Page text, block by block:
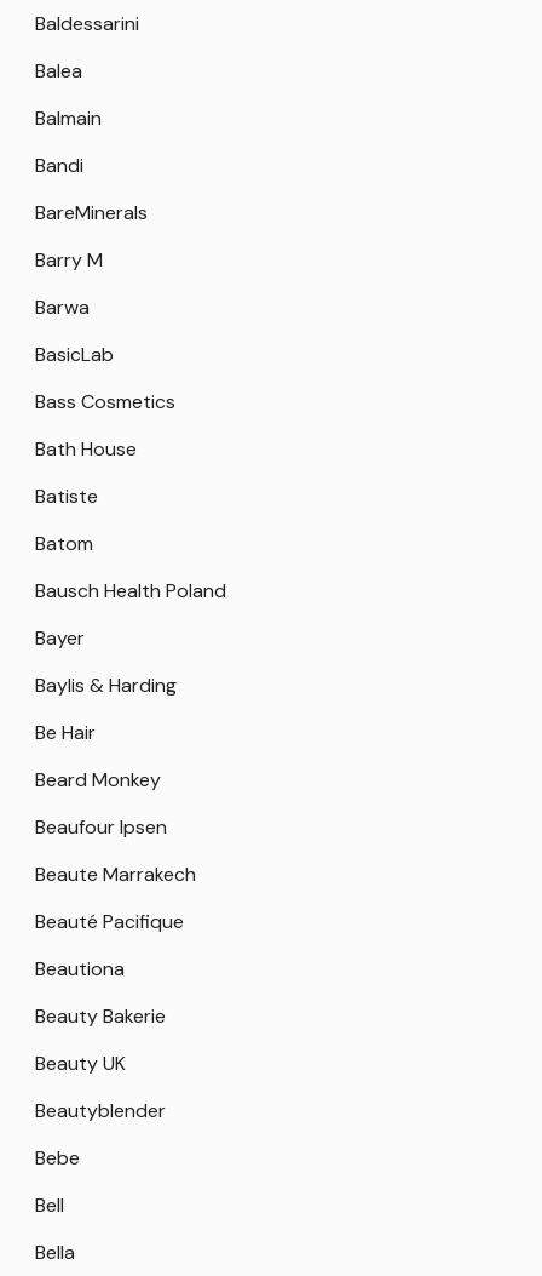
Baldessarini
Balea
Balmain
Bandi
BareMinerals
Barry M
Barwa
BasicLab
Bass Cosmetics
Bath House
Batiste
Batom
Bausch Health Poland
Bayer
Baylis & Harding
Be Hair
Beard Monkey
Beaufour Ipsen
Beaute Marrakech
Beauté Pacifique
Beautiona
Beauty Bakerie
Beauty UK
Beautyblender
Bebe
Bell
Bella